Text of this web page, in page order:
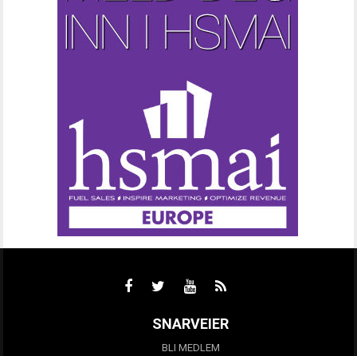
SNARVEIER
BLI MEDLEM